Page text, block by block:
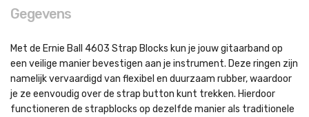
Gegevens
Met de Ernie Ball 4603 Strap Blocks kun je jouw gitaarband op
een veilige manier bevestigen aan je instrument. Deze ringen zijn
namelijk vervaardigd van flexibel en duurzaam rubber, waardoor
je ze eenvoudig over de strap button kunt trekken. Hierdoor
functioneren de strapblocks op dezelfde manier als traditionele